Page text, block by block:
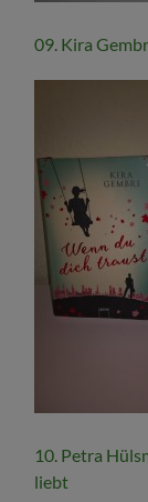
09. Kira
10. Petra
liebt